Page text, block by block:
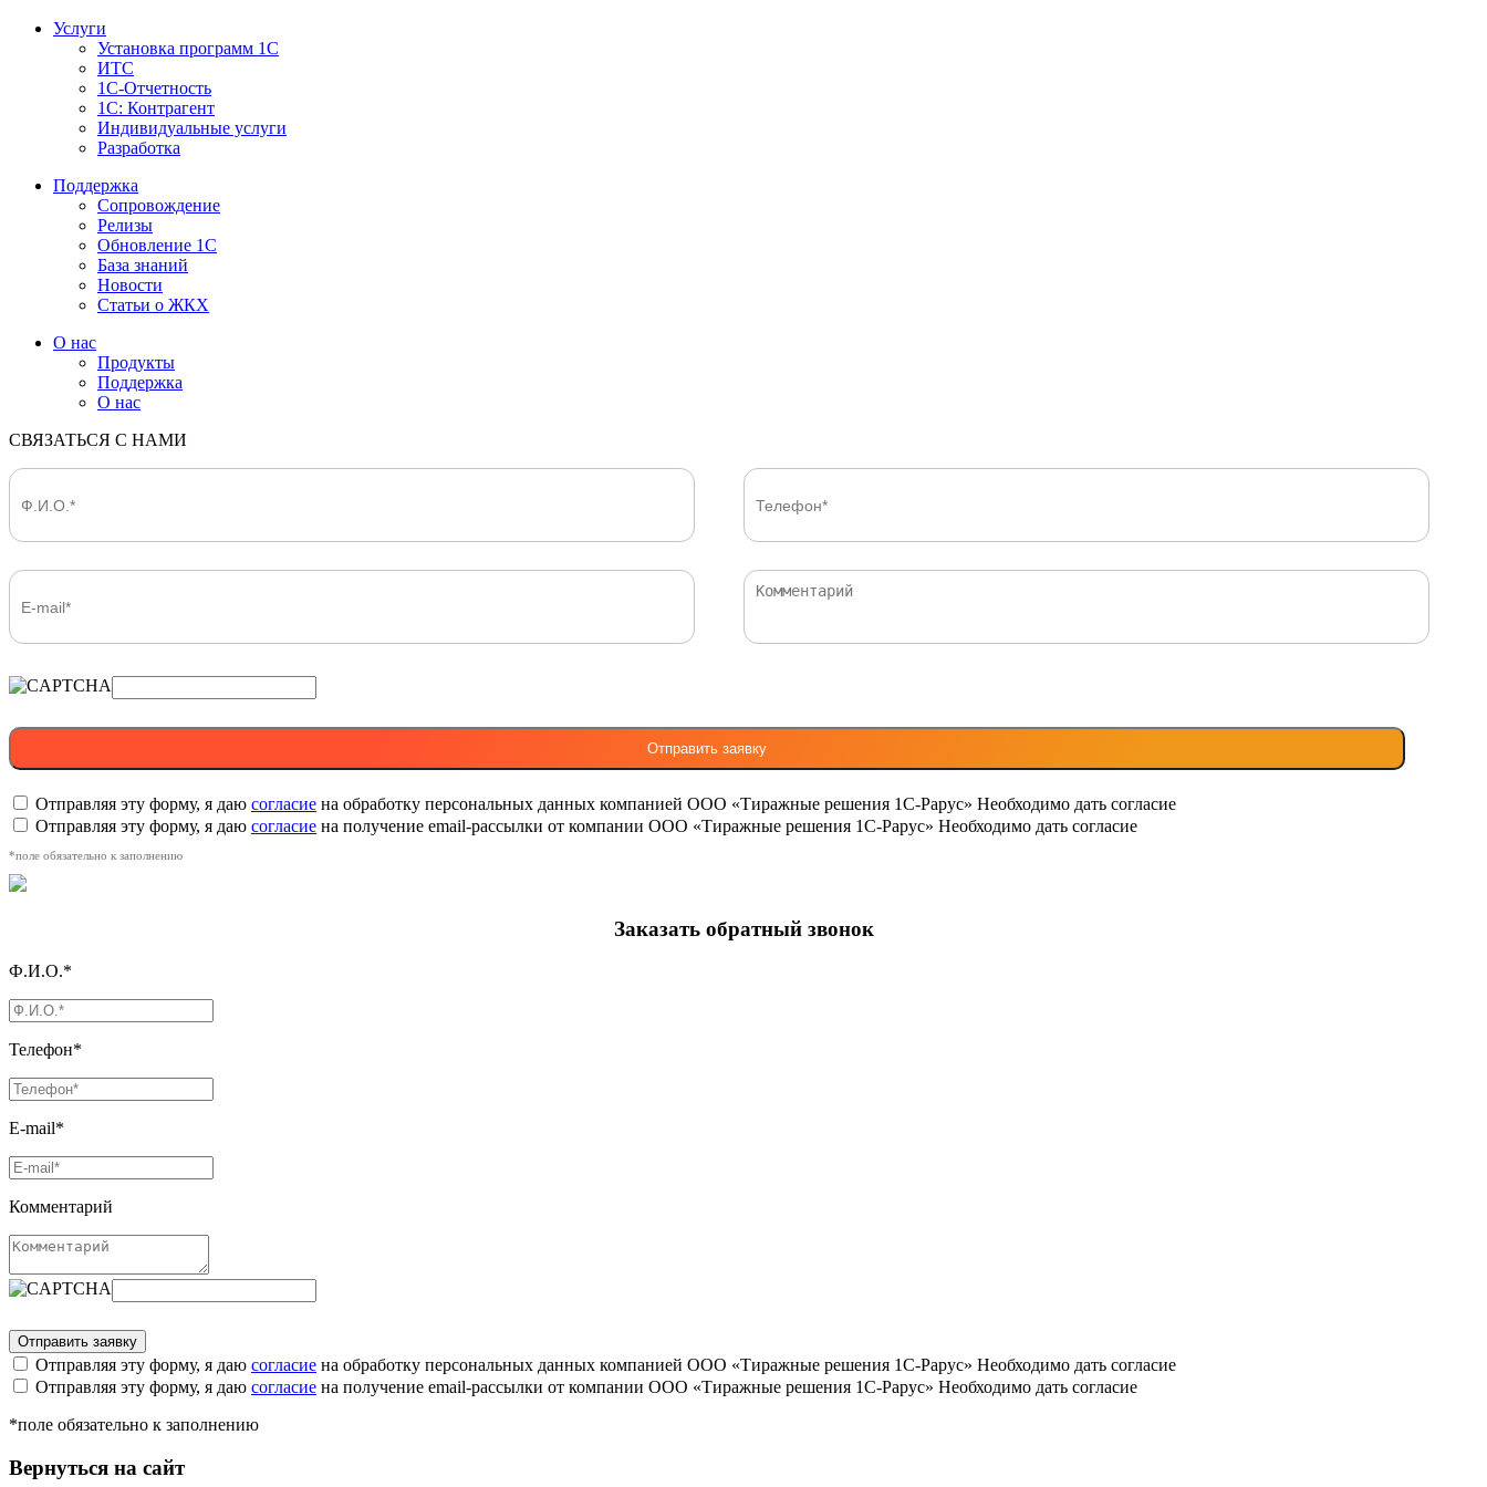
Услуги
Установка программ 1С
ИТС
1С-Отчетность
1С: Контрагент
Индивидуальные услуги
Разработка
Поддержка
Сопровождение
Релизы
Обновление 1С
База знаний
Новости
Статьи о ЖКХ
О нас
Продукты
Поддержка
О нас
СВЯЗАТЬСЯ С НАМИ
Отправляя эту форму, я даю согласие на обработку персональных данных компанией ООО «Тиражные решения 1С-Рарус» Необходимо дать согласие
Отправляя эту форму, я даю согласие на получение email-рассылки от компании ООО «Тиражные решения 1С-Рарус» Необходимо дать согласие
*поле обязательно к заполнению
Заказать обратный звонок
Ф.И.О.*
Телефон*
E-mail*
Комментарий
Отправляя эту форму, я даю согласие на обработку персональных данных компанией ООО «Тиражные решения 1С-Рарус» Необходимо дать согласие
Отправляя эту форму, я даю согласие на получение email-рассылки от компании ООО «Тиражные решения 1С-Рарус» Необходимо дать согласие
*поле обязательно к заполнению
Вернуться на сайт